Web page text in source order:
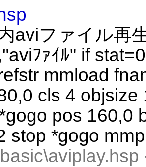
aviファイル再
ﾌｧｲﾙ" if
mmload
cls 4
pos 160,0
stop *gogo